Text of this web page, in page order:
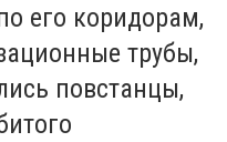
его коридорам,
трубы,
повстанцы,